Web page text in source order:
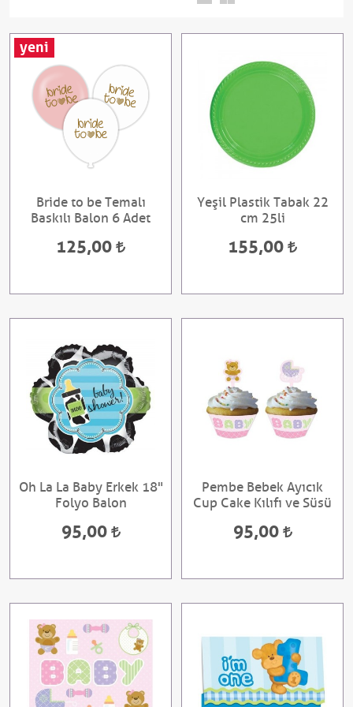
yeni
Bride to be Temalı
Baskılı Balon 6 Adet
125,00
Yeşil Plastik Tabak 22
cm 25li
155,00
Oh La La Baby Erkek 18"
Folyo Balon
95,00
Pembe Bebek Ayıcık
Cup Cake Kılıfı ve Süsü
95,00